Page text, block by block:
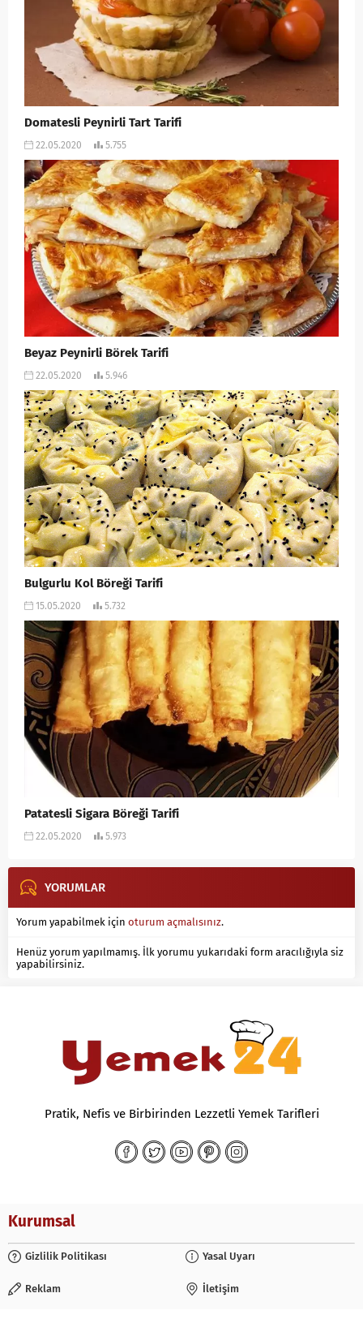
Domatesli Peynirli Tart Tarifi
22.05.2020 5.755
Beyaz Peynirli Börek Tarifi
22.05.2020 5.946
Bulgurlu Kol Böreği Tarifi
15.05.2020 5.732
Patatesli Sigara Böreği Tarifi
22.05.2020 5.973
YORUMLAR
Yorum yapabilmek için oturum açmalısınız.
Henüz yorum yapılmamış. İlk yorumu yukarıdaki form aracılığıyla siz
yapabilirsiniz.
Pratik, Nefis ve Birbirinden Lezzetli Yemek Tarifleri
Kurumsal
Gizlilik Politikası Yasal Uyarı
Reklam İletişim